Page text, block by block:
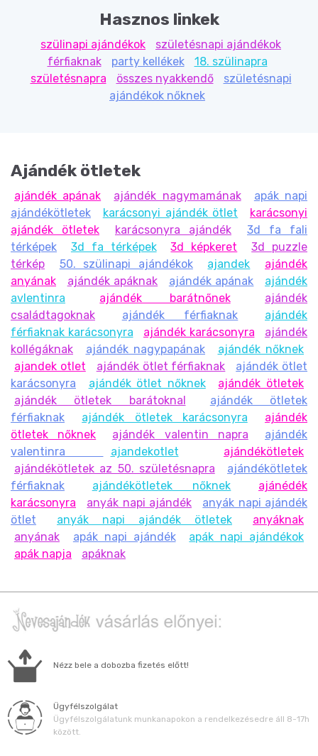
Hasznos linkek
szülinapi ajándékok
születésnapi ajándékok
férfiaknak
party kellékek
18. szülinapra
születésnapra
összes nyakkendő
születésnapi
ajándékok nőknek
Ajándék ötletek
ajándék apának ajándék nagymamának
apák napi
ajándékötletek
karácsonyi ajándék ötlet
karácsonyi
ajándék ötletek
karácsonyra ajándék
3d fa fali
térképek
3d fa térképek 3d képkeret
3d puzzle
térkép
50. szülinapi ajándékok ajandek
ajándék
anyának
ajándék apáknak ajándék apának
ajándék
avlentinra
ajándék barátnőnek
ajándék
családtagoknak
ajándék férfiaknak
ajándék
férfiaknak karácsonyra
ajándék karácsonyra
ajándék
kollégáknak
ajándék nagypapának
ajándék nőknek
ajandek otlet
ajándék ötlet férfiaknak
ajándék ötlet
karácsonyra
ajándék ötlet nőknek
ajándék ötletek
ajándék ötletek barátoknal
ajándék ötletek
férfiaknak
ajándék ötletek karácsonyra
ajándék
ötletek nőknek
ajándék valentin napra
ajándék
valentinra
ajandekotlet
ajándékötletek
ajándékötletek az 50. születésnapra
ajándékötletek
férfiaknak
ajándékötletek nőknek
ajánédék
karácsonyra
anyák napi ajándék
anyák napi ajándék
ötlet
anyák napi ajándék ötletek
anyáknak
anyának
apák napi ajándék
apák napi ajándékok
apák napja
apáknak
Nézz bele a dobozba fizetés előtt!
Ügyfélszolgálat
Ügyfélszolgálatunk munkanapokon a rendelkezésedre áll 8-17h
között.